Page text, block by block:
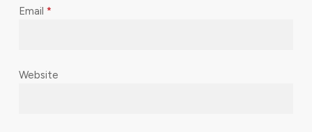
Email *
Website